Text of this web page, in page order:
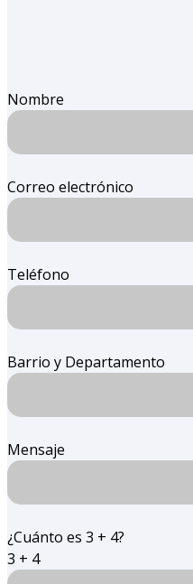
Nombre
Correo electrónico
Teléfono
Barrio y Departamento
Mensaje
¿Cuánto es 3 + 4?
3 + 4